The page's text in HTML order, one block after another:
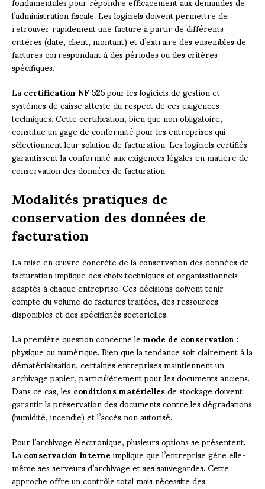
l’administration fiscale. Les logiciels doivent permettre de
retrouver rapidement une facture à partir de différents
critères (date, client, montant) et d’extraire des ensembles de
factures correspondant à des périodes ou des critères
spécifiques.
Lacertification NF 525pour les logiciels de gestion et
systèmes de caisse atteste du respect de ces exigences
techniques. Cette certification, bien que non obligatoire,
constitue un gage de conformité pour les entreprises qui
sélectionnent leur solution de facturation. Les logiciels certifiés
garantissent la conformité aux exigences légales en matière de
conservation des données de facturation.
Modalités pratiques de
conservation des données de
facturation
La mise en œuvre concrète de la conservation des données de
facturation implique des choix techniques et organisationnels
adaptés à chaque entreprise. Ces décisions doivent tenir
compte du volume de factures traitées, des ressources
disponibles et des spécificités sectorielles.
La première question concerne lemode de conservation:
physique ou numérique. Bien que la tendance soit clairement à la
dématérialisation, certaines entreprises maintiennent un
archivage papier, particulièrement pour les documents anciens.
Dans ce cas, lesconditions matériellesde stockage doivent
garantir la préservation des documents contre les dégradations
(humidité, incendie) et l’accès non autorisé.
Pour l’archivage électronique, plusieurs options se présentent.
Laconservation interneimplique que l’entreprise gère elle-
même ses serveurs d’archivage et ses sauvegardes. Cette
approche offre un contrôle total mais nécessite des